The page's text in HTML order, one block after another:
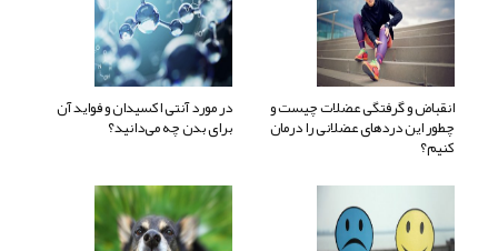
انقباض و گرفتگی عضلات چیست و
چطور این دردهای عضلانی را درمان
کنیم؟
در مورد آنتی اکسیدان و فواید آن
برای بدن چه می‌دانید؟